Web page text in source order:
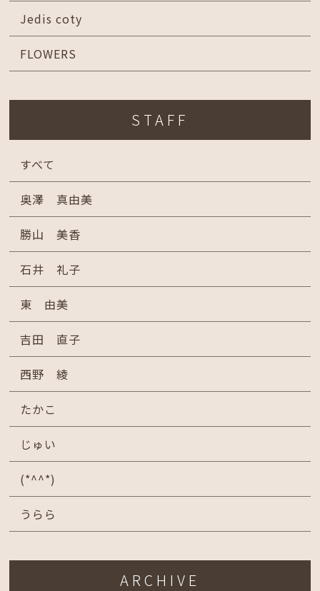
Jedis coty
FLOWERS
STAFF
すべて
奥澤 真由美
勝山 美香
石井 礼子
東 由美
吉田 直子
西野 綾
たかこ
じゅい
(*^^*)
うらら
ARCHIVE